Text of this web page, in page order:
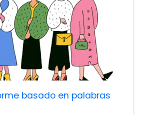
basado en palabras